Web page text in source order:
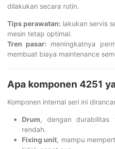
dilakukan secara rutin.
Tips perawatan: lakukan servis
mesin tetap optimal.
Tren pasar: meningkatnya
membuat biaya maintenance
Apa komponen 4251
Komponen internal seri ini
Drum, dengan durabilitas
rendah.
Fixing unit, mampu